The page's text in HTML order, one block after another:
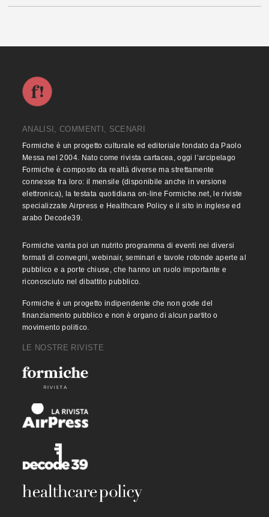
ANALISI, COMMENTI, SCENARI
Formiche è un progetto culturale ed editoriale fondato da Paolo
Messa nel 2004. Nato come rivista cartacea, oggi l’arcipelago
Formiche è composto da realtà diverse ma strettamente
connesse fra loro: il mensile (disponibile anche in versione
elettronica), la testata quotidiana on-line Formiche.net, le riviste
specializzate Airpress e Healthcare Policy e il sito in inglese ed
arabo Decode39.
Formiche vanta poi un nutrito programma di eventi nei diversi
formati di convegni, webinair, seminari e tavole rotonde aperte al
pubblico e a porte chiuse, che hanno un ruolo importante e
riconosciuto nel dibattito pubblico.
Formiche è un progetto indipendente che non gode del
finanziamento pubblico e non è organo di alcun partito o
movimento politico.
LE NOSTRE RIVISTE